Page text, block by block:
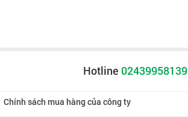
Hotline 02439958139
Chính sách mua hàng của công ty